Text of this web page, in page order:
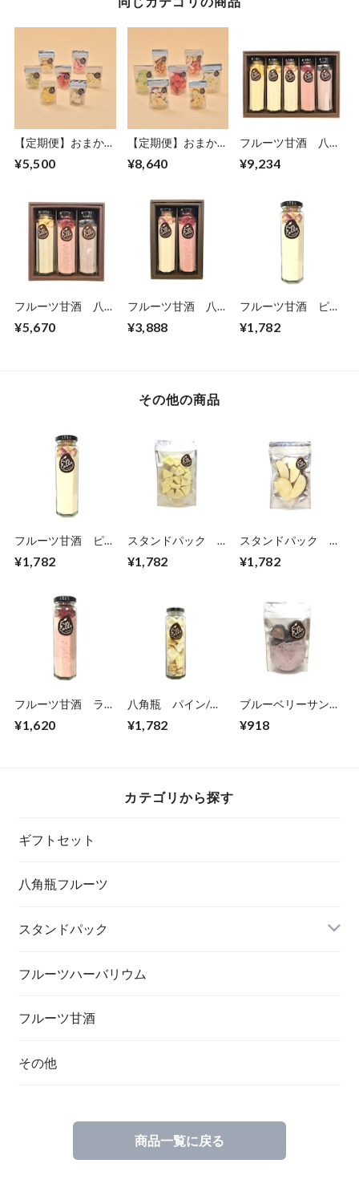
【定期便】おまかせ
セット【1カ月に7
¥5,500
【定期便】おまかせ
ト【1カ月に7袋】
¥8,640
フルーツ甘酒 八角
¥9,234
フルーツ甘酒 八角
¥5,670
フルーツ甘酒 八角
¥3,888
フルーツ甘酒 ピー
¥1,782
その他の商品
フルーツ甘酒 ピー
¥1,782
スタンドパック
¥1,782
スタンドパック
¥1,782
フルーツ甘酒 ラズ
¥1,620
八角瓶 パイン/マ
¥1,782
ブルーベリーサング
¥918
カテゴリから探す
ギフトセット
八角瓶フルーツ
スタンドパック
フルーツハーバリウム
フルーツ甘酒
その他
商品一覧に戻る